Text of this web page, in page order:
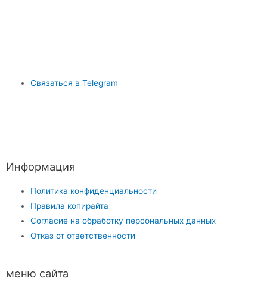
Связаться в Telegram
Информация
Политика конфиденциальности
Правила копирайта
Согласие на обработку персональных данных
Отказ от ответственности
меню сайта